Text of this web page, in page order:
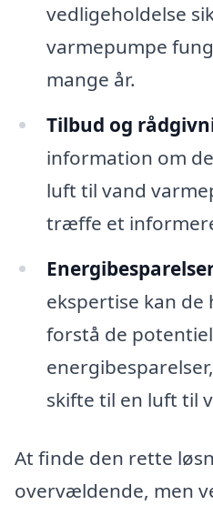
vedligeholdelse
varmepumpe
mange år.
Tilbud og
information om
luft til vand
træffe et
ekspertise kan
forstå de
skifte til en luft til
At finde den rette
overvældende, men